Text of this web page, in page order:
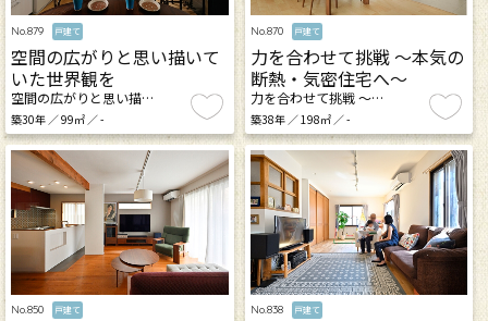
No.879 戸建て
空間の広がりと思い描いて
いた世界観を
空間の広がりと思い描…
築30年 ／ 99㎡ ／ -
No.870 戸建て
力を合わせて挑戦 ～本気の
断熱・気密住宅へ～
力を合わせて挑戦 ～…
築38年 ／ 198㎡ ／ -
No.850 戸建て No.838 戸建て